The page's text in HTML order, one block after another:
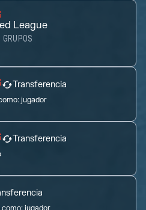
League
Transferencia
jugador
Transferencia